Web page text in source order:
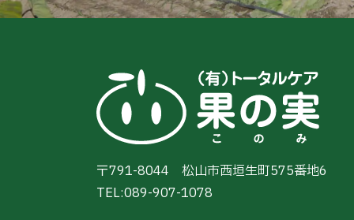
〒791-8044
松山市西垣生町575番地6
TEL:089-907-1078